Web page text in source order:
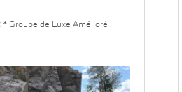
Groupe de Luxe Amélioré